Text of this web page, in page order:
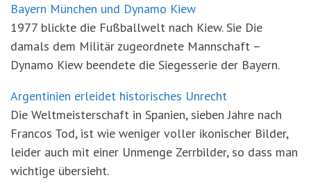
Bayern München und Dynamo Kiew
1977 blickte die Fußballwelt nach Kiew. Sie Die
damals dem Militär zugeordnete Mannschaft –
Dynamo Kiew beendete die Siegesserie der Bayern.
Argentinien erleidet historisches Unrecht
Die Weltmeisterschaft in Spanien, sieben Jahre nach
Francos Tod, ist wie weniger voller ikonischer Bilder,
leider auch mit einer Unmenge Zerrbilder, so dass man
wichtige übersieht.